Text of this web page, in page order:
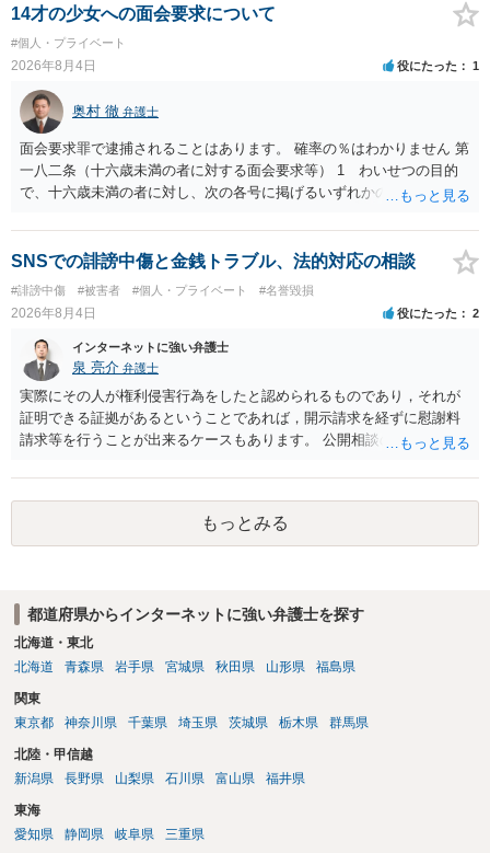
般論として抽象化されて回答に織り込まれる可能性が生じるにすぎま
せんので、その情報自体が、秘密情報に当たるとは思えませんし、名
誉棄損として、個人や会社に対する誹謗中傷の不特定多数への公開に
当たるとも思われません。 もちろん、誰がその内容をｃｈａｔｇｐｔ
に入力したかも第三者にしられることはないので、個人や会社の特定
をせずに書き込んだことで（おそらく特定して書き込んだとして
も）、相談者さんが刑事民事の責任に問われることはないでしょう。
私見ながらご参考まで。
14才の少女への面会要求について
#個人・プライベート
2026年8月4日 役にたった 1
奥村 徹 弁護士
面会要求罪で逮捕されることはあります。 確率の％はわかりません 第
一八二条（十六歳未満の者に対する面会要求等） 1 わいせつの目的
で、十六歳未満の者に対し、次の各号に掲げるいずれかの行為をした
が生まれた日より五年以上前の日に生まれた者に限る。）は、一年以
下の拘禁刑又は五十万円以下の罰金に処する。 一 威迫し、偽計を用
い又は誘惑して面会を要求すること。 二 拒まれたにもかかわらず、
反復して面会を要求すること。 三 金銭その他の利益を供与し、又は
その申込み若しくは約束をして面会を要求すること。 2前項の罪を犯
し、よってわいせつの目的で当該十六歳未満の者と面会をした者は、
二年以下の拘禁刑又は百万円以下の罰金に処する。
SNSでの誹謗中傷と金銭トラブル、法的対応の相談
#誹謗中傷 #被害者 #個人・プライベート #名誉毀損
2026年8月4日 役にたった 2
インターネットに強い弁護士
泉 亮介 弁護士
実際にその人が権利侵害行為をしたと認められるものであり，それが
証明できる証拠があるということであれば，開示請求を経ずに慰謝料
請求等を行うことが出来るケースもあります。 公開相談の場では回答
に個別に相談されると良いでしょう。
もっとみる
都道府県からインターネットに強い弁護士を探す
北海道・東北
北海道
青森県 岩手県 宮城県 秋田県 山形県 福島県
関東
東京都
神奈川県 千葉県 埼玉県 茨城県 栃木県 群馬県
北陸・甲信越
新潟県
長野県 山梨県 石川県 富山県 福井県
東海
愛知県
静岡県 岐阜県 三重県